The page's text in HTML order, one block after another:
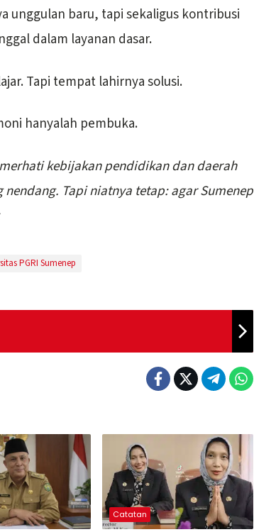
unggulan baru, tapi sekaligus kontribusi
dalam layanan dasar.
Tapi tempat lahirnya solusi.
hanyalah pembuka.
kebijakan pendidikan dan daerah
Tapi niatnya tetap: agar Sumenep
PGRI Sumenep
Catatan